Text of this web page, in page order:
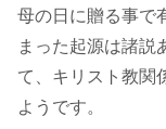
母の日に贈る事で
まった起源は諸説
て、キリスト教関
ようです。